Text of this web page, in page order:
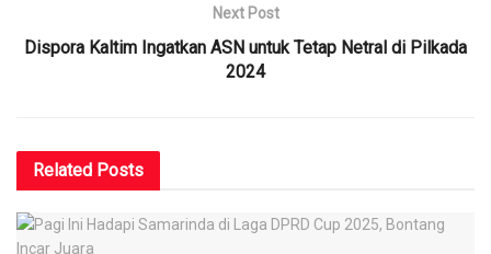
Next Post
Dispora Kaltim Ingatkan ASN untuk Tetap Netral di Pilkada
2024
Related Posts